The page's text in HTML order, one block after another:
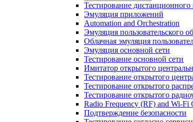
Тестирование
Эмуляция приложений
Automation and Orchestration
Эмуляция пользовательского
Облачная эмуляция
Эмуляция основной сети
Тестирование основной сети
Имитатор открытого
Тестирование открытого
Тестирование открытого
Тестирование открытого
Radio Frequency (RF) and Wi-Fi
Подтверждение безопасности